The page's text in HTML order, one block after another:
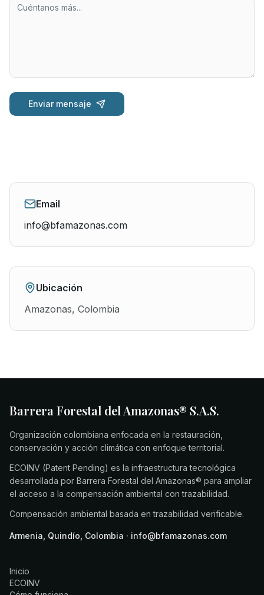
Enviar mensaje
Email
info@bfamazonas.com
Ubicación
Amazonas, Colombia
Barrera Forestal del Amazonas® S.A.S.
Organización colombiana enfocada en la restauración,
conservación y acción climática con enfoque territorial.
ECOINV (Patent Pending) es la infraestructura tecnológica
desarrollada por Barrera Forestal del Amazonas® para ampliar
el acceso a la compensación ambiental con trazabilidad.
Compensación ambiental basada en trazabilidad verificable.
Armenia, Quindío, Colombia · info@bfamazonas.com
Inicio
ECOINV